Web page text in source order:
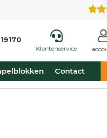
Klantenservice
Contact